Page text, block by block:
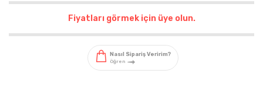
Fiyatları görmek için üye olun.